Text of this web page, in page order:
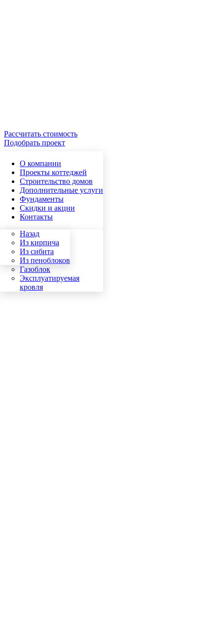
О компании
Проекты коттеджей
Назад
Кирпич
Сибит
Пеноблок
Газоблок
Эксплуатируемая
кровля
Строительство домов
Назад
Из кирпича
Из сибита
Из пеноблоков
Дополнительные услуги
Фундаменты
Скидки и акции
Контакты
Рассчитать стоимость
Подобрать проект